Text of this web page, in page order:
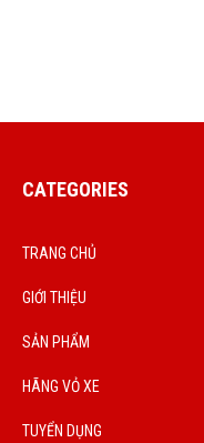
CATEGORIES
TRANG CHỦ
GIỚI THIỆU
SẢN PHẨM
HÃNG VỎ XE
TUYỂN DỤNG